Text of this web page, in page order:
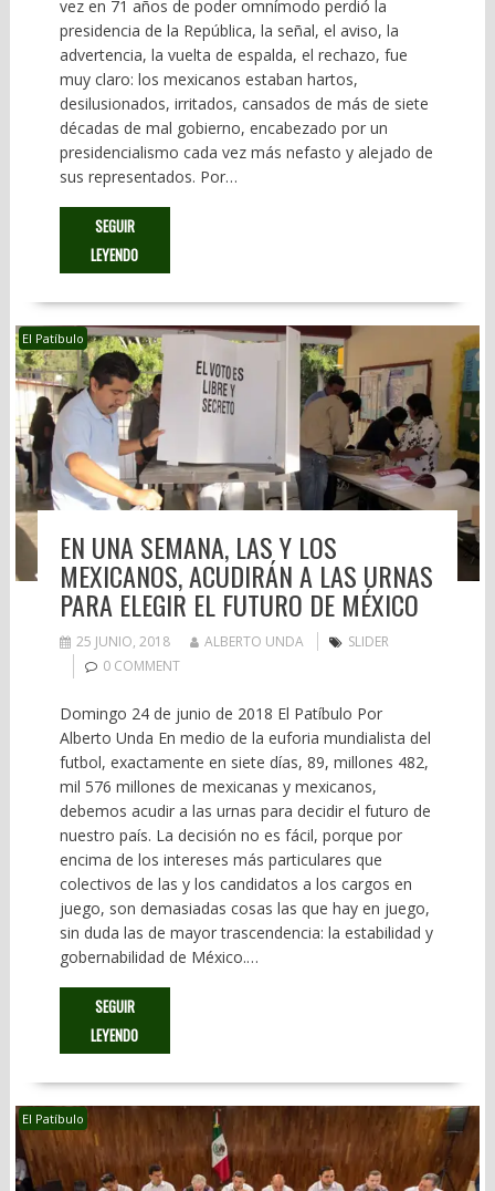
vez en 71 años de poder omnímodo perdió la
presidencia de la República, la señal, el aviso, la
advertencia, la vuelta de espalda, el rechazo, fue
muy claro: los mexicanos estaban hartos,
desilusionados, irritados, cansados de más de siete
décadas de mal gobierno, encabezado por un
presidencialismo cada vez más nefasto y alejado de
sus representados. Por…
SEGUIR
LEYENDO
El Patíbulo
EN UNA SEMANA, LAS Y LOS
MEXICANOS, ACUDIRÁN A LAS URNAS
PARA ELEGIR EL FUTURO DE MÉXICO
25 JUNIO, 2018 ALBERTO UNDA
SLIDER
0 COMMENT
Domingo 24 de junio de 2018 El Patíbulo Por
Alberto Unda En medio de la euforia mundialista del
futbol, exactamente en siete días, 89, millones 482,
mil 576 millones de mexicanas y mexicanos,
debemos acudir a las urnas para decidir el futuro de
nuestro país. La decisión no es fácil, porque por
encima de los intereses más particulares que
colectivos de las y los candidatos a los cargos en
juego, son demasiadas cosas las que hay en juego,
sin duda las de mayor trascendencia: la estabilidad y
gobernabilidad de México.…
SEGUIR
LEYENDO
El Patíbulo